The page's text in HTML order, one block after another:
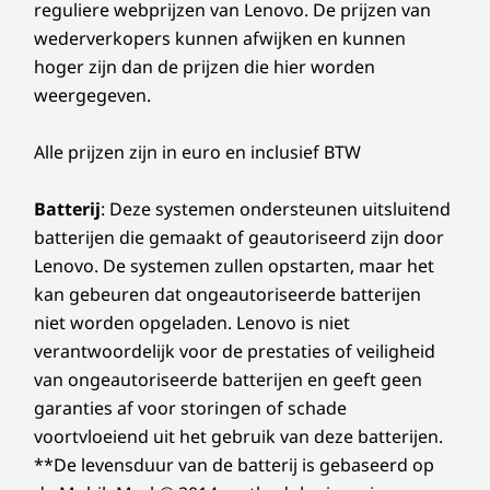
gemak en esthetiek
komen hier samen
De T16 Gen 3 is toegankelijker voor
toetsenbordmarkeringen, maar ook vanwege
aan/uit-poort gemakkelijk te vinden is. Een
communicatiebalk bevat de microfoons en de
camera/privacy-sluiter, terwijl dunne randen
een indrukwekkende, esthetisch aantrekkelijke
verhouding tussen het scherm en het lichaam
opleveren en een prachtig paneel.
regionale wettelijke certificeringen en toewijzing van de frequenties.
** De beschikbaarheid van optioneel WWAN varieert per regio en moet bij aankoop
Thunderbolt-dockingstation
ThinkPad Hybrid USB-C® met USB-A
Ontwerp
Afmetingen (H x B x D)
19,64 mm x 359,7 mm x 250,8 mm / 0,77″ x 14,2″ x 9,87″
Gewicht
Vanaf 1,63 kg
Winkel
Ontdek alle Laptops en ultrabooks
reguliere webprijzen van Lenovo. De prijzen van
wederverkopers kunnen afwijken en kunnen
hoger zijn dan de prijzen die hier worden
weergegeven.
Alle prijzen zijn in euro en inclusief BTW
Batterij: Deze systemen ondersteunen uitsluitend
batterijen die gemaakt of geautoriseerd zijn door
Lenovo. De systemen zullen opstarten, maar het
kan gebeuren dat ongeautoriseerde batterijen
niet worden opgeladen. Lenovo is niet
verantwoordelijk voor de prestaties of veiligheid
van ongeautoriseerde batterijen en geeft geen
garanties af voor storingen of schade
voortvloeiend uit het gebruik van deze batterijen.
**De levensduur van de batterij is gebaseerd op